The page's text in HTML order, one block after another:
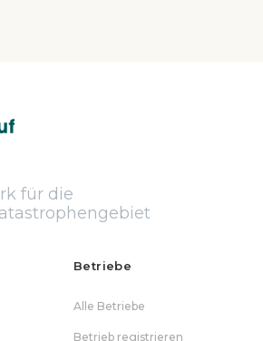
für die
Betriebe
Alle Betriebe
Betrieb registrieren